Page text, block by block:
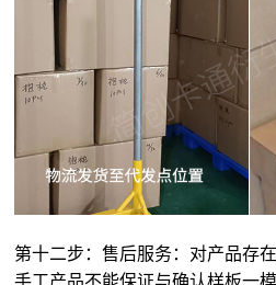
第十二步：售后服务：对产品存